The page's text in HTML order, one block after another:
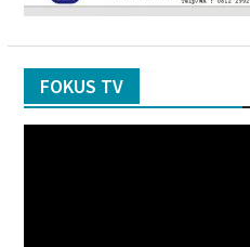
FOKUS TV